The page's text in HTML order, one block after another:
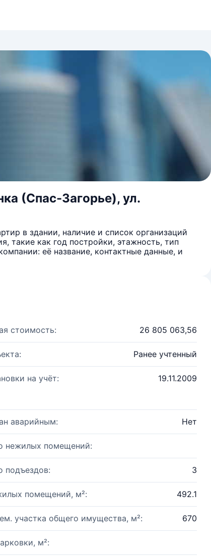
(Спас-Загорье), ул.
в здании, наличие и список организаций
такие как год постройки, этажность, тип
её название, контактные данные, и
стоимость: 26 805 063,56
Ранее учтенный
на учёт: 19.11.2009
аварийным: Нет
нежилых помещений:
подъездов: 3
помещений, м²: 492.1
участка общего имущества, м²: 670
м²: